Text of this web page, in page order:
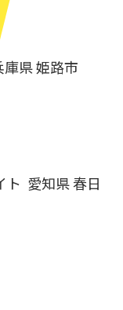
県 姫路市
ト 愛知県 春日